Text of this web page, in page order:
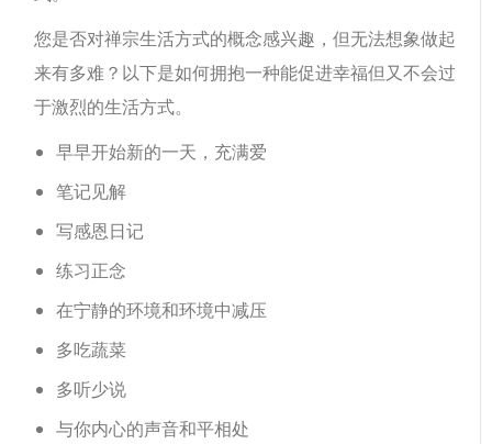
您是否对禅宗生活方式的概念感兴趣，但无法想象做起
来有多难？以下是如何拥抱一种能促进幸福但又不会过
于激烈的生活方式。
早早开始新的一天，充满爱
笔记见解
写感恩日记
练习正念
在宁静的环境和环境中减压
多吃蔬菜
多听少说
与你内心的声音和平相处